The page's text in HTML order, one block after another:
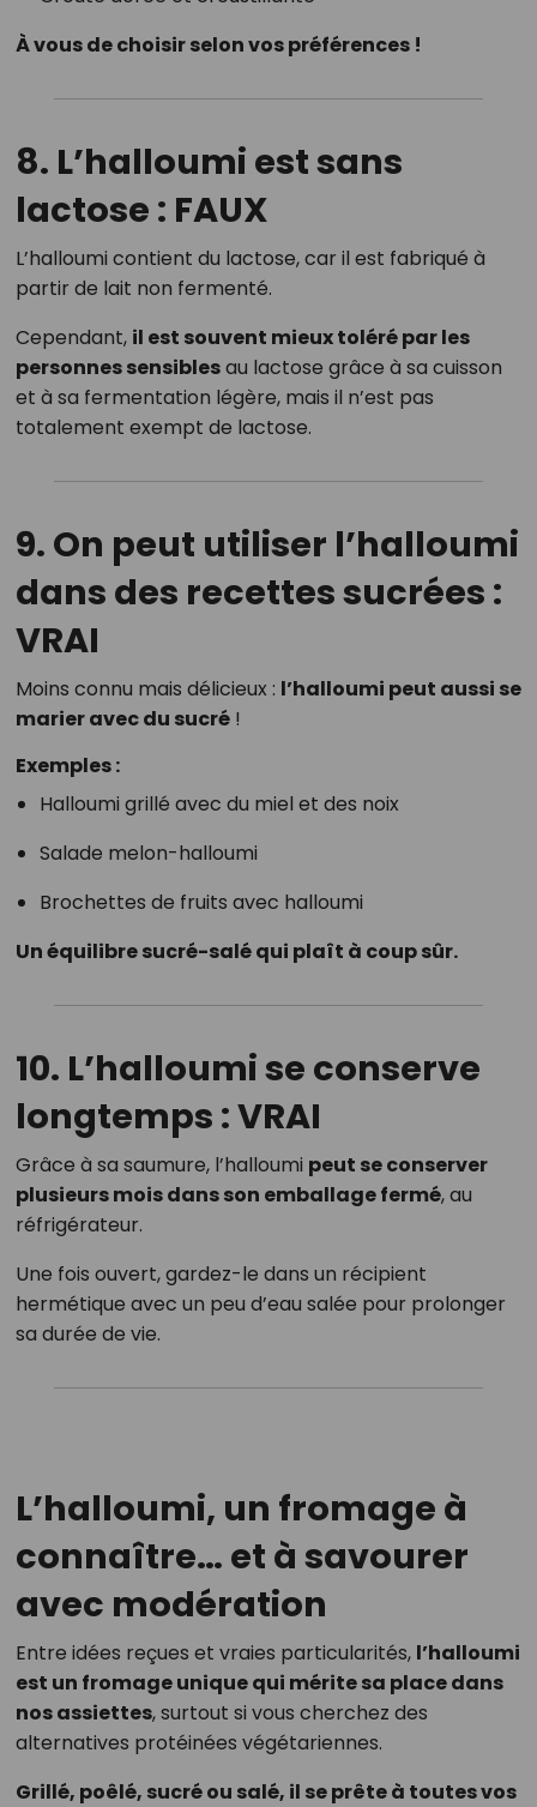
À vous de choisir selon vos préférences !
8. L’halloumi est sans
lactose : FAUX
L’halloumi contient du lactose, car il est fabriqué à
partir de lait non fermenté.
Cependant, il est souvent mieux toléré par les
personnes sensiblesau lactose grâce à sa cuisson
et à sa fermentation légère, mais il n’est pas
totalement exempt de lactose.
9. On peut utiliser l’halloumi
dans des recettes sucrées :
VRAI
Moins connu mais délicieux : l’halloumi peut aussi se
marier avec du sucré!
Exemples :
Halloumi grillé avec du miel et des noix
Salade melon-halloumi
Brochettes de fruits avec halloumi
Un équilibre sucré-salé qui plaît à coup sûr.
10. L’halloumi se conserve
longtemps : VRAI
Grâce à sa saumure, l’halloumi peut se conserver
plusieurs mois dans son emballage fermé, au
réfrigérateur.
Une fois ouvert, gardez-le dans un récipient
hermétique avec un peu d’eau salée pour prolonger
sa durée de vie.
L’halloumi, un fromage à
connaître… et à savourer
avec modération
Entre idées reçues et vraies particularités, l’halloumi
est un fromage unique qui mérite sa place dans
nos assiettes, surtout si vous cherchez des
alternatives protéinées végétariennes.
Grillé, poêlé, sucré ou salé, il se prête à toutes vos